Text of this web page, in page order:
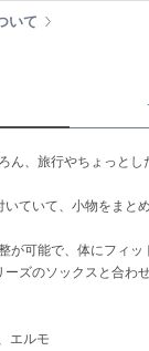
いて
ん、旅行やちょっと
ていて、小物をまと
が可能で、体にフィッ
ズのソックスと合わ
エルモ